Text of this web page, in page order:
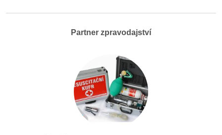
Partner zpravodajství